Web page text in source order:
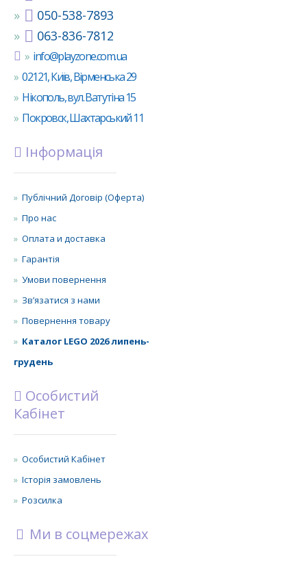
050-538-7893
063-836-7812
info@playzone.com.ua
02121, Київ, Вірменська 29
Нікополь, вул. Ватутіна 15
Покровск, Шахтарський 11
Інформація
Публічний Договір (Оферта)
Про нас
Оплата и доставка
Гарантія
Умови повернення
Зв’язатися з нами
Повернення товару
Каталог LEGO 2026 липень-
грудень
Особистий
Кабінет
Особистий Кабінет
Історія замовлень
Розсилка
Ми в соцмережах